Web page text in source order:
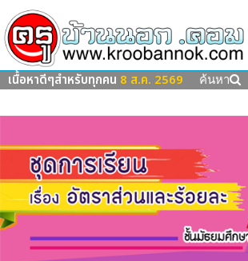
เนื้อหาดีๆสำหรับทุกคน 8 ส.ค. 2569 ค้นหา